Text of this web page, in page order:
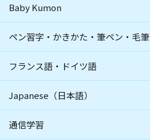
Baby Kumon
ペン習字・かきかた・筆ペン・毛筆
フランス語・ドイツ語
Japanese（日本語）
通信学習